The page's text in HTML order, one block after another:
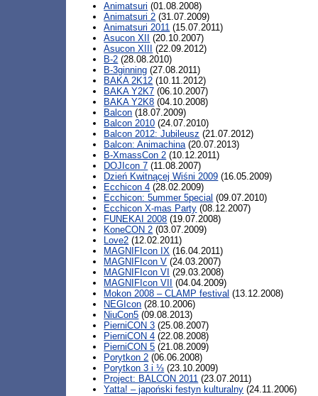
Animatsuri (01.08.2008)
Animatsuri 2 (31.07.2009)
Animatsuri 2011 (15.07.2011)
Asucon XII
(20.10.2007)
Asucon XIII
(22.09.2012)
B-2 (28.08.2010)
B-3ginning (27.08.2011)
BAKA 2K12 (10.11.2012)
BAKA Y2K7 (06.10.2007)
BAKA Y2K8 (04.10.2008)
Balcon (18.07.2009)
Balcon 2010 (24.07.2010)
Balcon 2012: Jubileusz (21.07.2012)
Balcon: Animachina(20.07.2013)
B-XmassCon 2 (10.12.2011)
DOJIcon 7 (11.08.2007)
Dzień Kwitnącej Wiśni 2009 (16.05.2009)
Ecchicon 4 (28.02.2009)
Ecchicon: 5ummer 5pecial (09.07.2010)
Ecchicon X-mas Party (08.12.2007)
FUNEKAI 2008 (19.07.2008)
KoneCON 2 (03.07.2009)
Love2 (12.02.2011)
MAGNIFIcon IX (16.04.2011)
MAGNIFIcon V (24.03.2007)
MAGNIFIcon VI (29.03.2008)
MAGNIFIcon VII
(04.04.2009)
Mokon 2008 – CLAMP festival (13.12.2008)
NEGIcon (28.10.2006)
NiuCon5 (09.08.2013)
PierniCON 3 (25.08.2007)
PierniCON 4 (22.08.2008)
PierniCON 5 (21.08.2009)
Porytkon 2 (06.06.2008)
Porytkon 3 i ⅓ (23.10.2009)
Project: BALCON 2011 (23.07.2011)
Yatta! – japoński festyn kulturalny (24.11.2006)